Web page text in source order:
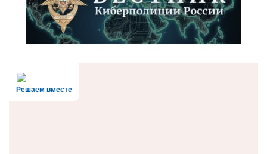
Решаем вместе